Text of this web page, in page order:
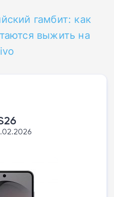
гамбит: как
выжить на